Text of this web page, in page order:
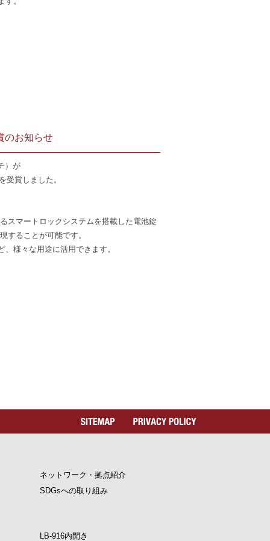
のお知らせ
）が
受賞しました。
スマートロックシステムを搭載した電池錠
することが可能です。
様々な用途に活用できます。
ネットワーク・拠点紹介
SDGsへの取り組み
LB-916内開き